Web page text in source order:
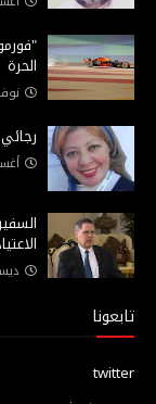
الحرة
نوفمبر
رجائي
تابعونا
twitter